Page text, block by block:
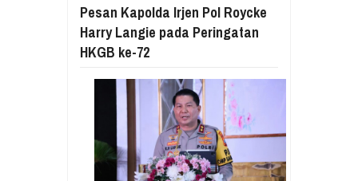
GUBERNUR YULIUS BAWAKAN
Aug 05, 2026
GERAK CEPAT PEMPROV SULUT
04,
RESES IRENE GOLDA PINONTOAN
Aug 04, 2026
RESES II DPRD SULUT, ROYKE
Aug 03, 2026
Pesan Kapolda Irjen Pol Roycke
Harry Langie pada Peringatan
HKGB ke-72